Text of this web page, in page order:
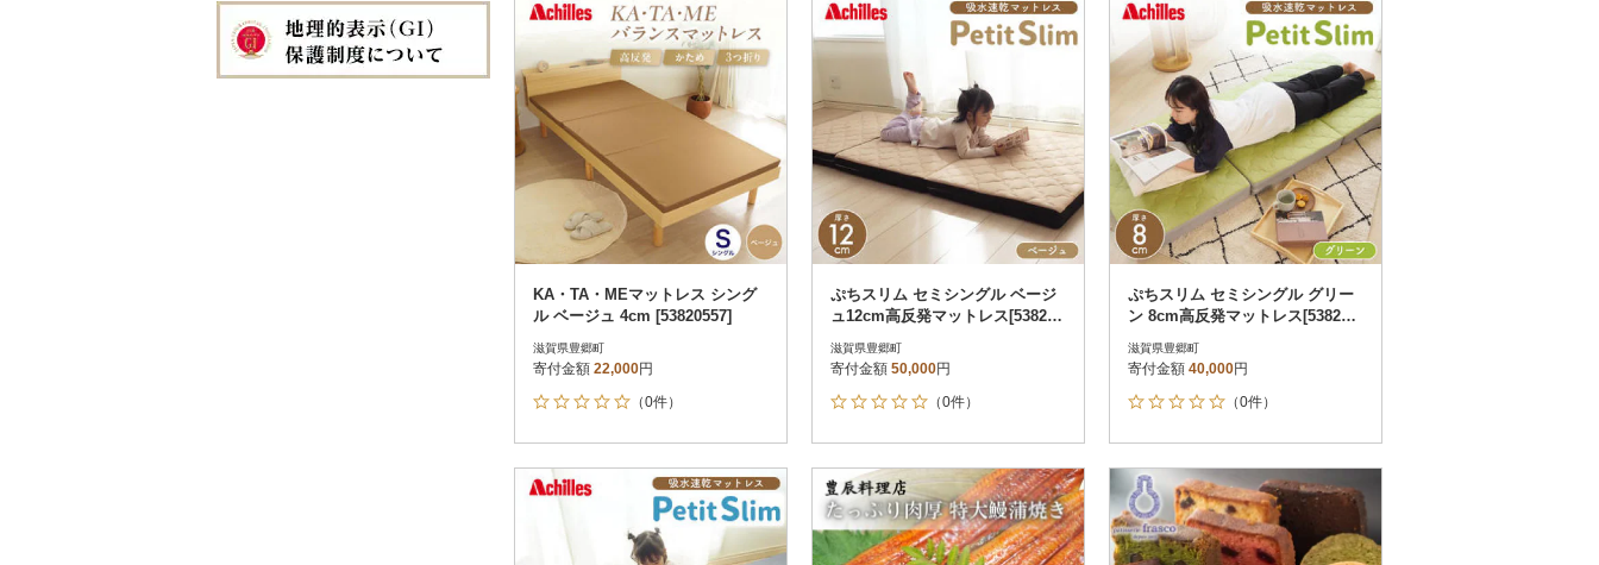
KA・TA・MEマットレス シング
ル ベージュ 4cm [53820557]
滋賀県豊郷町
寄付金額 22,000円
（0件）
ぷちスリム セミシングル ベージ
ュ12cm高反発マットレス[538205
滋賀県豊郷町
寄付金額 50,000円
（0件）
ぷちスリム セミシングル グリー
ン 8cm高反発マットレス[538205
滋賀県豊郷町
寄付金額 40,000円
（0件）